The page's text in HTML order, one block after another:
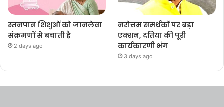
स्तनपान शिशुओं को जानलेवा
संक्रमणों से बचाती है
2 days ago
नरोत्तम समर्थकों पर बड़ा
एक्शन, दतिया की पूरी
कार्यकारणी भंग
3 days ago